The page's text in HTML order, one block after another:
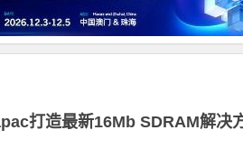
打造最新16Mb SDRAM解决